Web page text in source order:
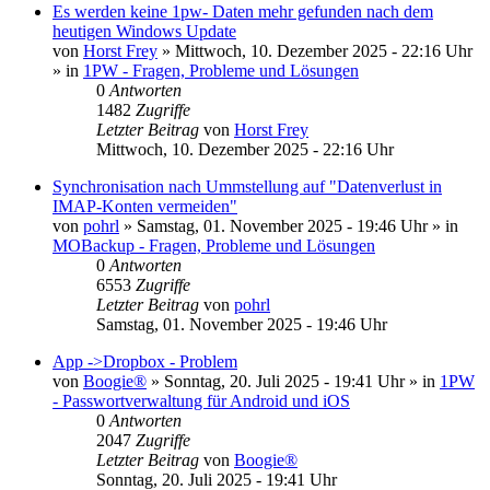
Es werden keine 1pw- Daten mehr gefunden nach dem
heutigen Windows Update
von Horst Frey » Mittwoch, 10. Dezember 2025 - 22:16 Uhr
» in 1PW - Fragen, Probleme und Lösungen
0 Antworten
1482 Zugriffe
Letzter Beitrag von Horst Frey
Mittwoch, 10. Dezember 2025 - 22:16 Uhr
Synchronisation nach Ummstellung auf "Datenverlust in
IMAP-Konten vermeiden"
von pohrl » Samstag, 01. November 2025 - 19:46 Uhr» in
MOBackup - Fragen, Probleme und Lösungen
0 Antworten
6553 Zugriffe
Letzter Beitrag von pohrl
Samstag, 01. November 2025 - 19:46 Uhr
App ->Dropbox - Problem
von Boogie® » Sonntag, 20. Juli 2025 - 19:41 Uhr» in 1PW
- Passwortverwaltung für Android und iOS
0 Antworten
2047 Zugriffe
Letzter Beitrag von Boogie®
Sonntag, 20. Juli 2025 - 19:41 Uhr